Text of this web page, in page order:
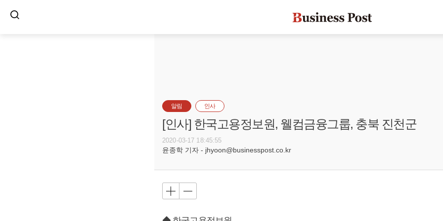
알림 인사
[인사] 한국고용정보원, 웰컴금융그룹, 충북 진천군
2020-03-17 18:45:55
윤종학 기자 - jhyoon@businesspost.co.kr